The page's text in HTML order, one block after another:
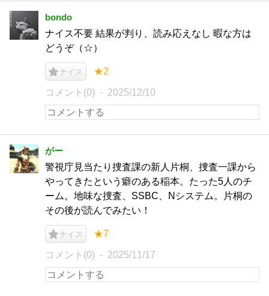
bondo
ナイス不要 結果が判り、読み応えなし 暇な方は
どうぞ（☆）
ナイス ★2
コメント(0) 2025/12/10
がー
警視庁見当たり捜査課の新人片桐、捜査一課から
やってきたという癖のある稲本。たった5人のチ
ーム。地味な捜査、SSBC、Nシステム。片桐の
その後が読んでみたい！
ナイス ★7
コメント(0) 2025/11/17